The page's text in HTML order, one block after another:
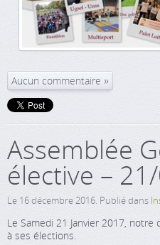
Aucun commentaire
Assemblée
élective –
Le 16 décembre 2016 . Publié dans
Le Samedi 21 Janvier 2017,
à ses élections.